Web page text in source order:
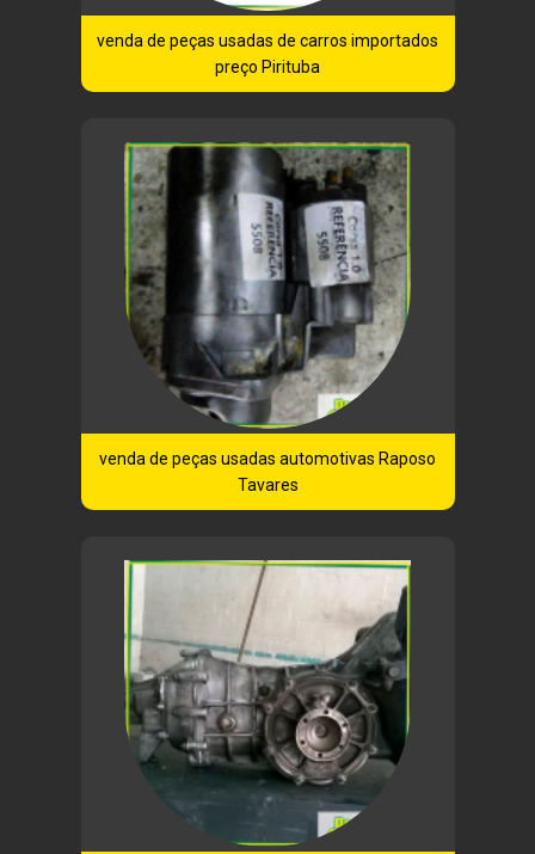
venda de peças usadas de carros importados
preço Pirituba
venda de peças usadas automotivas Raposo
Tavares